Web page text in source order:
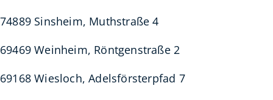
74889 Sinsheim, Muthstraße 4
69469 Weinheim, Röntgenstraße 2
69168 Wiesloch, Adelsförsterpfad 7